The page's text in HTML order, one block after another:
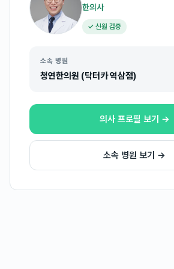
한의사
✓ 신원 검증
소속 병원
청연한의원 (닥터카 역삼점)
의사 프로필 보기 →
소속 병원 보기 →